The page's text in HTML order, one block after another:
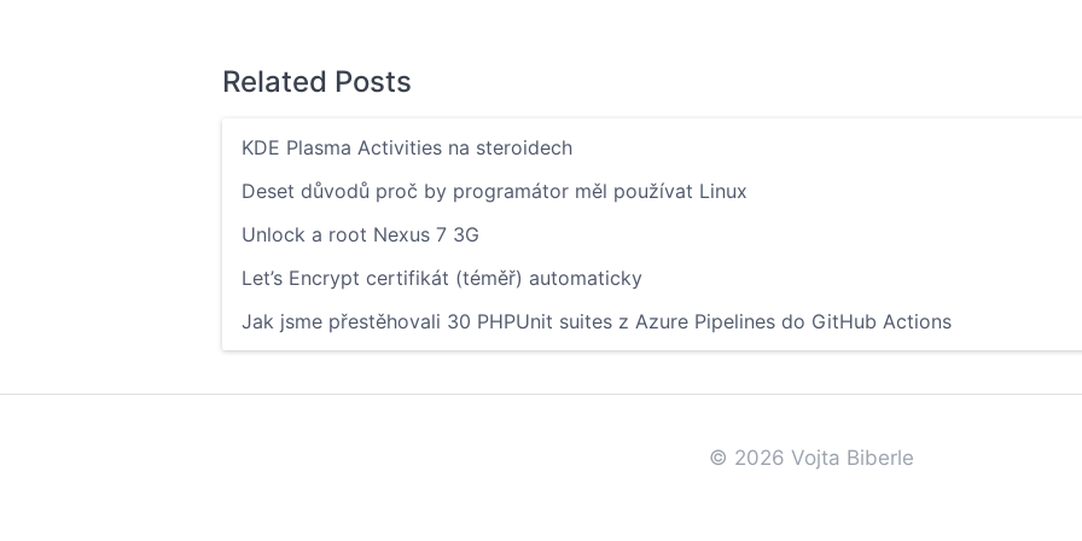
Related Posts
KDE Plasma Activities na steroidech
Deset důvodů proč by programátor měl používat Linux
Unlock a root Nexus 7 3G
Let’s Encrypt certifikát (téměř) automaticky
Jak jsme přestěhovali 30 PHPUnit suites z Azure Pipelines do GitHub Actions
© 2026 Vojta Biberle